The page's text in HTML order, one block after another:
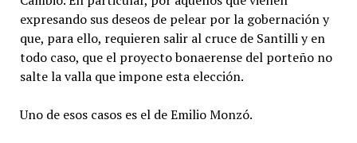
expresando sus deseos de pelear por la gobernación y
que, para ello, requieren salir al cruce de Santilli y en
todo caso, que el proyecto bonaerense del porteño no
salte la valla que impone esta elección.
Uno de esos casos es el de Emilio Monzó.